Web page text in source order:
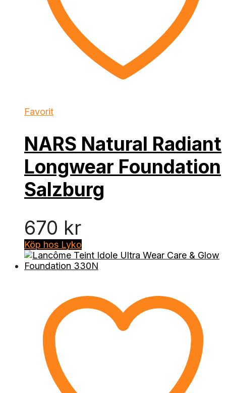
Favorit
NARS Natural Radiant
Longwear Foundation
Salzburg
670 kr
Köp hos Lyko